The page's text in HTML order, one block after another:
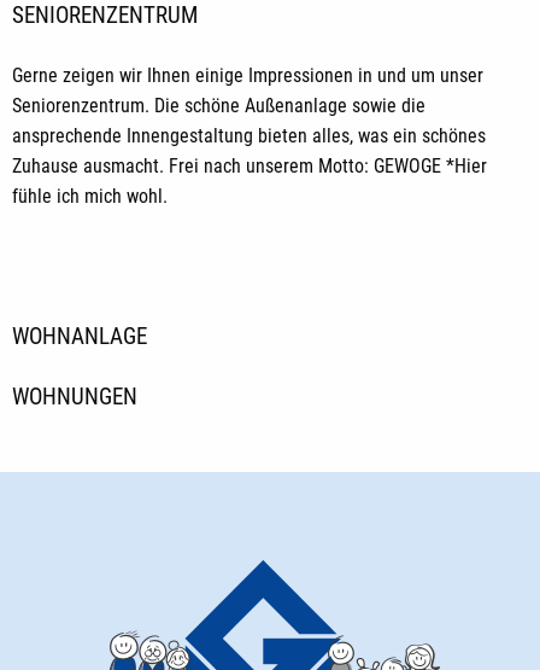
SENIORENZENTRUM
Gerne zeigen wir Ihnen einige Impressionen in und um unser
Seniorenzentrum. Die schöne Außenanlage sowie die
ansprechende Innengestaltung bieten alles, was ein schönes
Zuhause ausmacht. Frei nach unserem Motto: GEWOGE *Hier
fühle ich mich wohl.
WOHNANLAGE
WOHNUNGEN